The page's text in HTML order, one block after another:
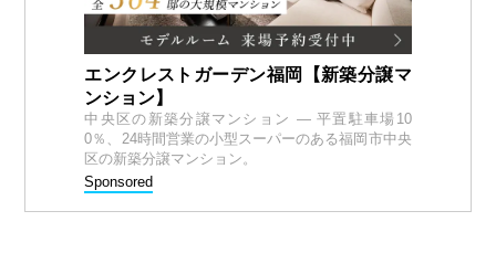
エンクレストガーデン福岡【新築分譲マ
ンション】
中央区の新築分譲マンション — 平置駐車場10
0％、24時間営業の小型スーパーのある福岡市中央
区の新築分譲マンション。
Sponsored